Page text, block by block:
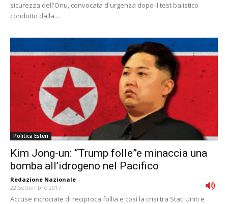
sicurezza dell'Onu, convocata d'urgenza dopo il test balistico
condotto dalla...
Politica Esteri
Kim Jong-un: “Trump folle”e minaccia una
bomba all’idrogeno nel Pacifico
Redazione Nazionale -
22 Settembre 2017
Accuse incrociate di reciproca follia e così la crisi tra Stati Uniti e